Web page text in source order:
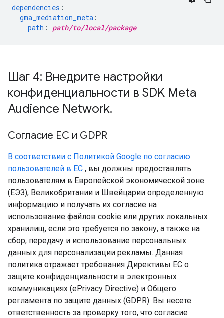
dependencies :
gma_mediation_meta :
path : path/to/local/package
Шаг 4: Внедрите настройки
конфиденциальности в SDK Meta
Audience Network.
Согласие ЕС и GDPR
В соответствии с Политикой Google по согласию
пользователей в ЕС , вы должны предоставлять
пользователям в Европейской экономической зоне
(ЕЭЗ), Великобритании и Швейцарии определенную
информацию и получать их согласие на
использование файлов cookie или других локальных
хранилищ, если это требуется по закону, а также на
сбор, передачу и использование персональных
данных для персонализации рекламы. Данная
политика отражает требования Директивы ЕС о
защите конфиденциальности в электронных
коммуникациях (ePrivacy Directive) и Общего
регламента по защите данных (GDPR). Вы несете
ответственность за проверку того, что согласие